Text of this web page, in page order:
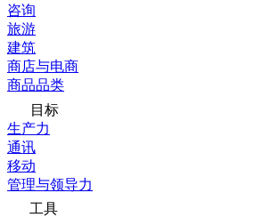
咨询
旅游
建筑
商店与电商
商品品类
目标
生产力
通讯
移动
管理与领导力
工具